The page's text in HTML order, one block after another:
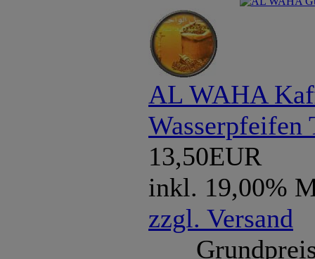
AL WAHA
Wasserpfeifen
13,50EUR
inkl. 19,00%
zzgl. Versand